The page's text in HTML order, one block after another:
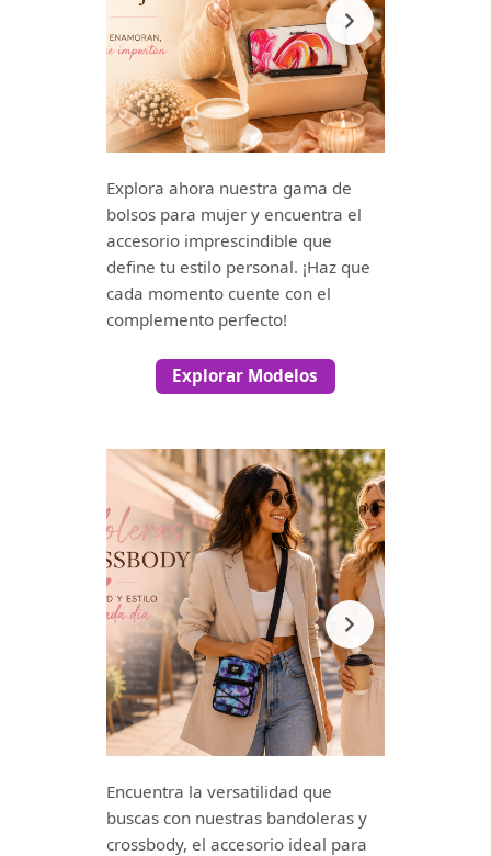
Explora ahora nuestra gama de
bolsos para mujer y encuentra el
accesorio imprescindible que
define tu estilo personal. ¡Haz que
cada momento cuente con el
complemento perfecto!
Explorar Modelos
Encuentra la versatilidad que
buscas con nuestras bandoleras y
crossbody, el accesorio ideal para